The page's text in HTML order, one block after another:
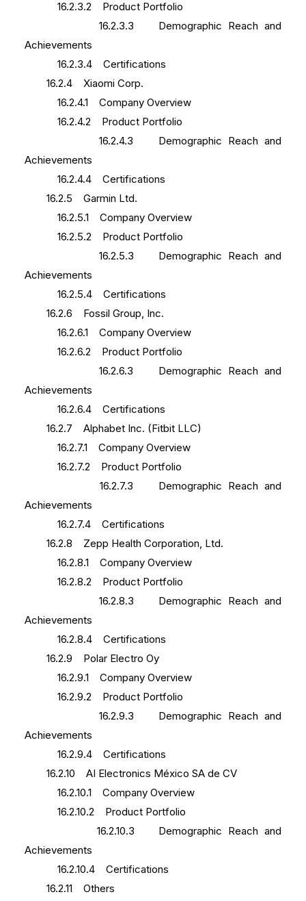
16.2.3.2 Product Portfolio
16.2.3.3 Demographic Reach and
Achievements
16.2.3.4 Certifications
16.2.4 Xiaomi Corp.
16.2.4.1 Company Overview
16.2.4.2 Product Portfolio
16.2.4.3 Demographic Reach and
Achievements
16.2.4.4 Certifications
16.2.5 Garmin Ltd.
16.2.5.1 Company Overview
16.2.5.2 Product Portfolio
16.2.5.3 Demographic Reach and
Achievements
16.2.5.4 Certifications
16.2.6 Fossil Group, Inc.
16.2.6.1 Company Overview
16.2.6.2 Product Portfolio
16.2.6.3 Demographic Reach and
Achievements
16.2.6.4 Certifications
16.2.7 Alphabet Inc. (Fitbit LLC)
16.2.7.1 Company Overview
16.2.7.2 Product Portfolio
16.2.7.3 Demographic Reach and
Achievements
16.2.7.4 Certifications
16.2.8 Zepp Health Corporation, Ltd.
16.2.8.1 Company Overview
16.2.8.2 Product Portfolio
16.2.8.3 Demographic Reach and
Achievements
16.2.8.4 Certifications
16.2.9 Polar Electro Oy
16.2.9.1 Company Overview
16.2.9.2 Product Portfolio
16.2.9.3 Demographic Reach and
Achievements
16.2.9.4 Certifications
16.2.10 AI Electronics México SA de CV
16.2.10.1 Company Overview
16.2.10.2 Product Portfolio
16.2.10.3 Demographic Reach and
Achievements
16.2.10.4 Certifications
16.2.11 Others